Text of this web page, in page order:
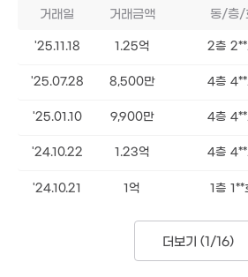
거래일 거래금액 동/층/
'25.11.18 1.25억 2층 2**
'25.07.28 8,500만 4층 4**
'25.01.10 9,900만 4층 4**
'24.10.22 1.23억 4층 4**
'24.10.21 1억 1층 1**
더보기 (1/16)